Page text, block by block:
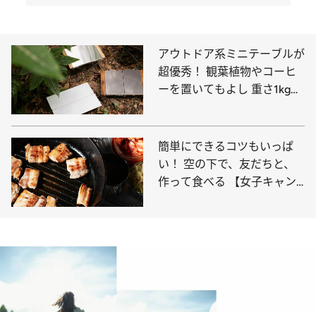
アウトドア系ミニテーブルが
超優秀！ 観葉植物やコーヒ
ーを置いてもよし 重さ1kg未
簡単にできるコツもいっぱ
い！ 空の下で、友だちと、
作って食べる 【女子キャン